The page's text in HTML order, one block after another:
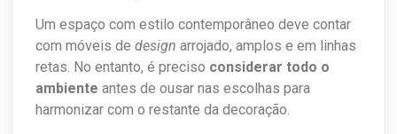
Um espaço com estilo contemporâneo deve contar
com móveis de design arrojado, amplos e em linhas
retas. No entanto, é preciso considerar todo o
ambiente antes de ousar nas escolhas para
harmonizar com o restante da decoração.